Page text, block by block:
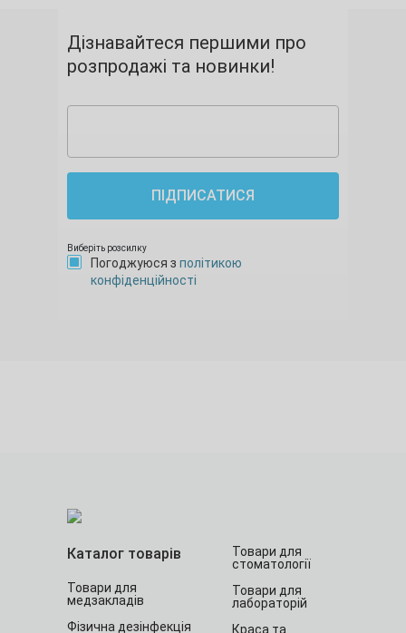
Дізнавайтеся першими про
розпродажі та новинки!
ПІДПИСАТИСЯ
Виберіть розсилку
Погоджуюся з політикою
конфіденційності
Каталог товарів
Товари для
медзакладів
Фізична дезінфекція
Товари для
стоматології
Товари для
лабораторій
Краса та